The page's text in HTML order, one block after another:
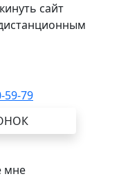
сайт
59-79
мне